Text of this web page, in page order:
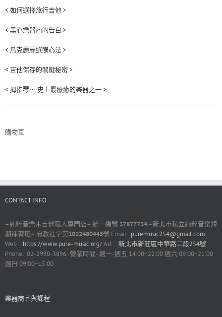
< 如何選擇旅行吉他 >
< 黑心樂器商的告白 >
< 烏克麗麗選購心法 >
< 吉他保存的關鍵秘密 >
< 拇指琴～ 史上最療癒的樂器之一 >
購物車
CONTACT INFO
–純粹音樂木吉他職人專門店– 統一編號 37877734 –新北市私立純粹音樂短
期補習班– 府教社字第1022480445號 Email : puremusic254@gmail.com
Web : https://www.pure-music.org/Ad : 新北市新莊區中華路二段254號
Phone: 02-2990-3896 -營業時間- 週一-週五 14:00~22:00 週六 09:00~21:00
週日 09:00~15:00
樂器商品與課程